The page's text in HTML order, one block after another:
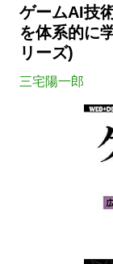
ゲームAI技
を体系的に
リーズ)
三宅陽一郎